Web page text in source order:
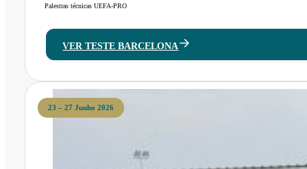
Palestras técnicas UEFA-PRO
VER TESTE BARCELONA
23 – 27 Junho 2026